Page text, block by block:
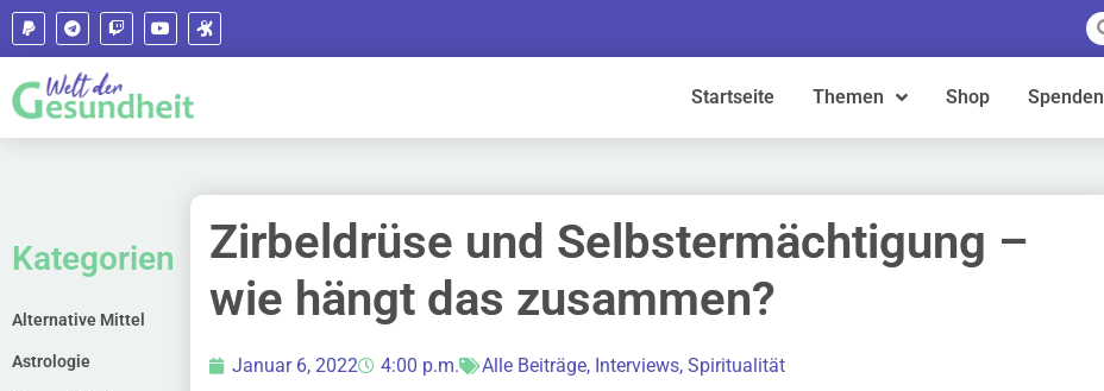
Startseite Themen Shop Spenden
Kategorien
Alternative Mittel
Astrologie
Zirbeldrüse und Selbstermächtigung –
wie hängt das zusammen?
Januar 6, 2022 4:00 p.m. Alle Beiträge, Interviews, Spiritualität